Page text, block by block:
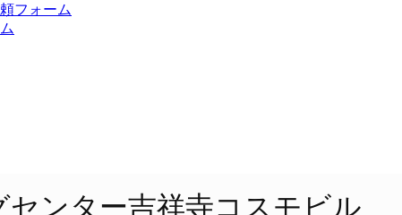
フォーム
センター吉祥寺コスモビル